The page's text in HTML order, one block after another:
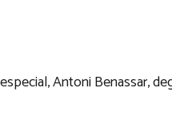
Antoni Benassar,